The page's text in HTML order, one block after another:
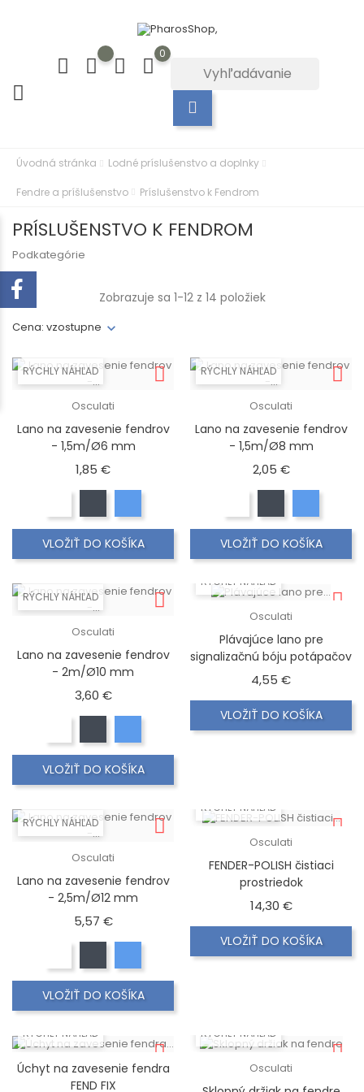
0
Úvodná stránka Lodné príslušenstvo a doplnky
Fendre a príšlušenstvo Príslušenstvo k Fendrom
PRÍSLUŠENSTVO K FENDROM
Podkategórie
Cena: vzostupne
Zobrazuje sa 1-12 z 14 položiek
RÝCHLY NÁHĽAD
Osculati
Lano na zavesenie fendrov
- 1,5m/Ø6 mm
1,85 €Cena
VLOŽIŤ DO KOŠÍKA
RÝCHLY NÁHĽAD
Osculati
Lano na zavesenie fendrov
- 1,5m/Ø8 mm
2,05 €Cena
VLOŽIŤ DO KOŠÍKA
RÝCHLY NÁHĽAD
Osculati
Lano na zavesenie fendrov
- 2m/Ø10 mm
3,60 €Cena
VLOŽIŤ DO KOŠÍKA
RÝCHLY NÁHĽAD
Osculati
Plávajúce lano pre
signalizačnú bóju potápačov
4,55 €Cena
VLOŽIŤ DO KOŠÍKA
RÝCHLY NÁHĽAD
Osculati
Lano na zavesenie fendrov
- 2,5m/Ø12 mm
5,57 €Cena
VLOŽIŤ DO KOŠÍKA
RÝCHLY NÁHĽAD
Osculati
FENDER-POLISH čistiaci
prostriedok
14,30 €Cena
VLOŽIŤ DO KOŠÍKA
RÝCHLY NÁHĽAD
Úchyt na zavesenie fendra
FEND FIX
RÝCHLY NÁHĽAD
Osculati